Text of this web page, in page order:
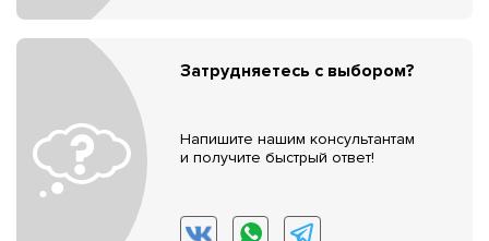
Затрудняетесь с выбором?
Напишите нашим консультантам
и получите быстрый ответ!